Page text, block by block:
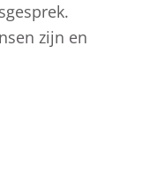
zijn en